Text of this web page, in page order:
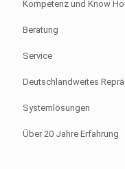
Kompetenz und Know
Beratung
Service
Deutschlandweites
Systemlösungen
Über 20 Jahre Erfahrung